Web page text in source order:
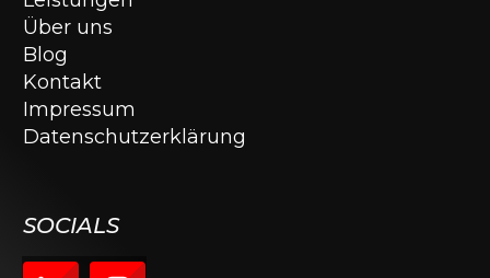
Über uns
Blog
Kontakt
Impressum
Datenschutzerklärung
SOCIALS